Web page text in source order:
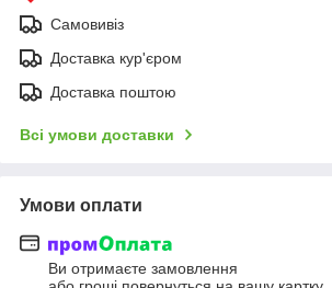
Самовивіз
Доставка кур'єром
Доставка поштою
Всі умови доставки
Умови оплати
Ви отримаєте замовлення